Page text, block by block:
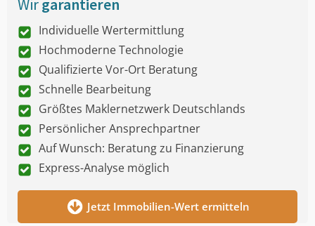
Wirgarantieren
Individuelle Wertermittlung
Hochmoderne Technologie
Qualifizierte Vor-Ort Beratung
Schnelle Bearbeitung
Größtes Maklernetzwerk Deutschlands
Persönlicher Ansprechpartner
Auf Wunsch: Beratung zu Finanzierung
Express-Analyse möglich
Jetzt Immobilien-Wert ermitteln